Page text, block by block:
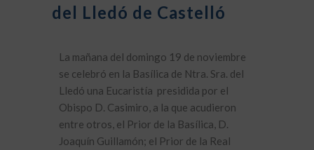
del Lledó de Castelló
La mañana del domingo 19 de noviembre
se celebró en la Basílica de Ntra. Sra. del
Lledó una Eucaristía presidida por el
Obispo D. Casimiro, a la que acudieron
entre otros, el Prior de la Basílica, D.
Joaquín Guillamón; el Prior de la Real